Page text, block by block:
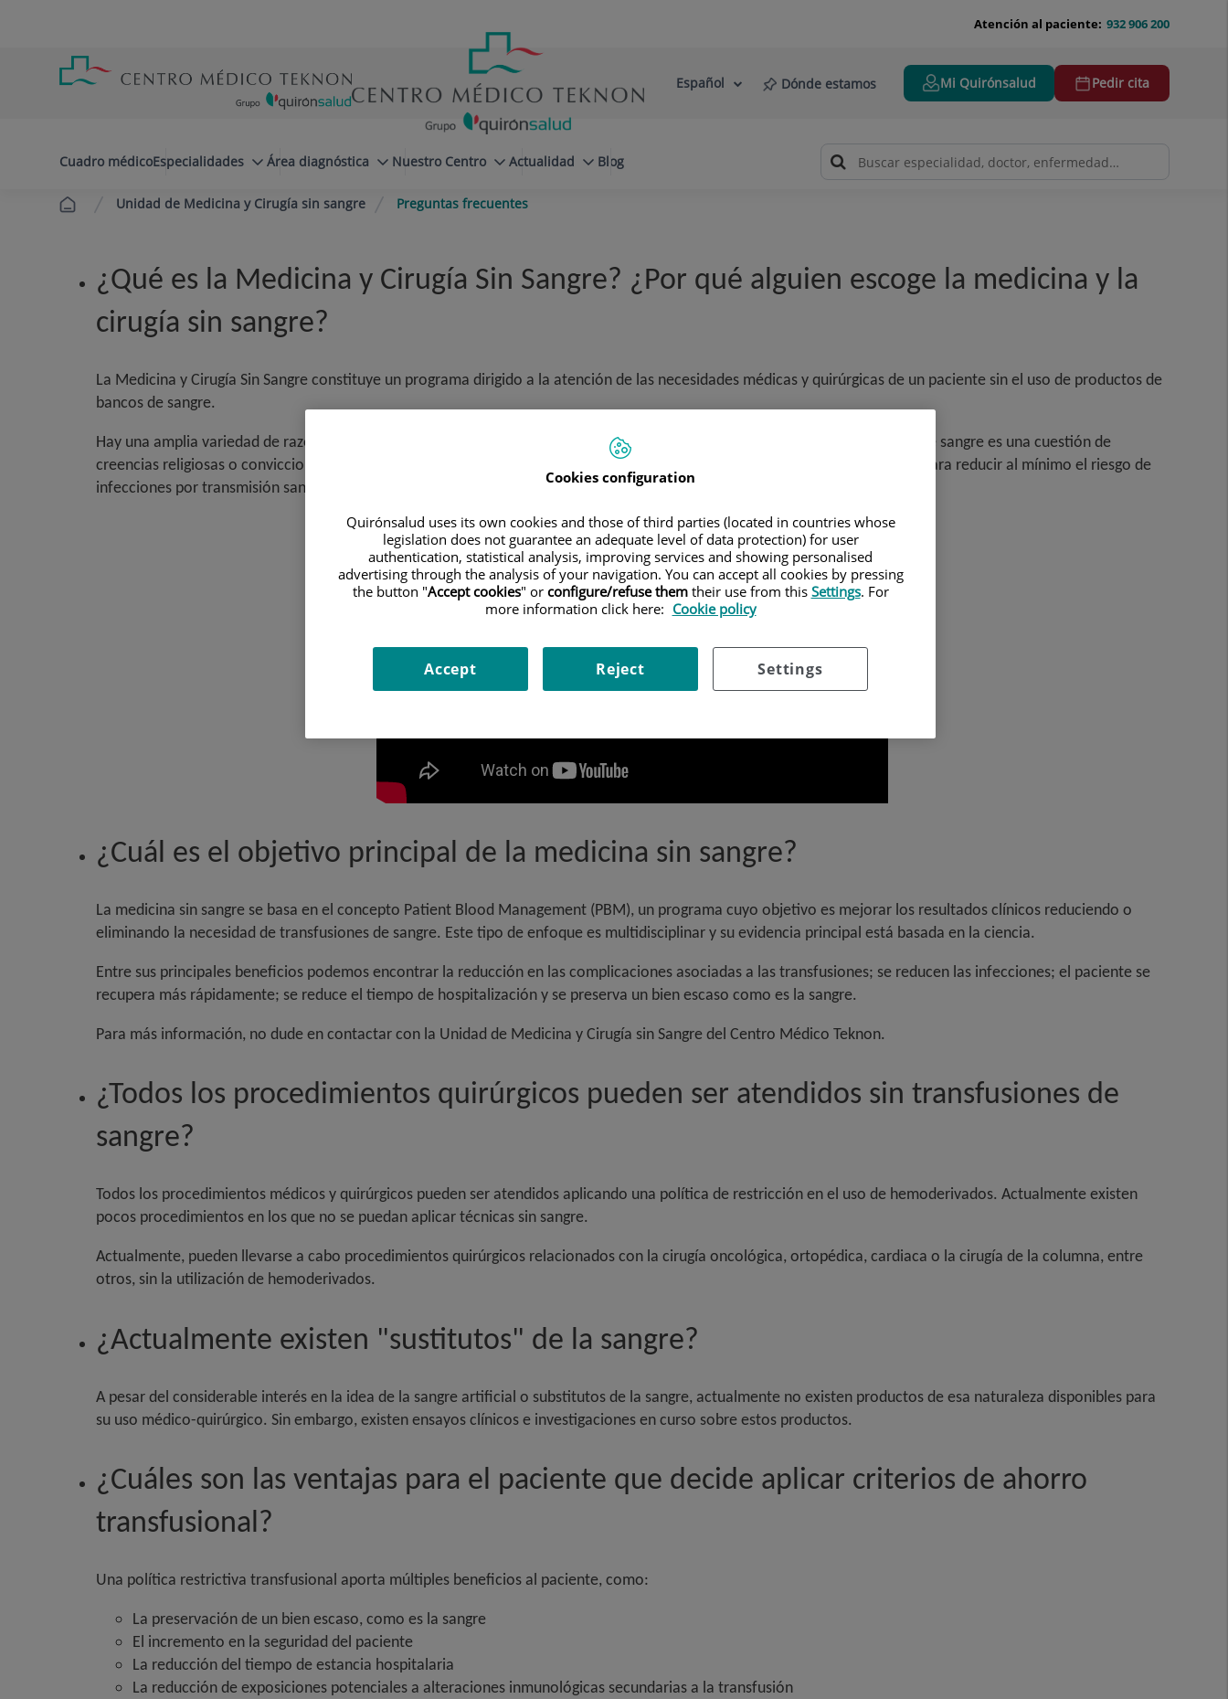
cabecera
932 906 200
Atención al paciente:
Selector
Idioma
Español Dónde estamos Mi Quirónsalud Pedir cita
Cuadro médicoEspecialidades Área diagnóstica Nuestro Centro Actualidad Blog
Unidad de Medicina y Cirugía sin sangre Preguntas frecuentes
¿Qué es la Medicina y Cirugía Sin Sangre? ¿Por qué alguien escoge la medicina y la
cirugía sin sangre?
La Medicina y Cirugía Sin Sangre constituye un programa dirigido a la atención de las necesidades médicas y quirúrgicas de un paciente sin el uso de productos de
bancos de sangre.
Hay una amplia variedad de razones que llevan a rechazar una transfusión de sangre. La supresión total de las transfusiones de sangre es una cuestión de
creencias religiosas o convicciones personales entre algunos pacientes. Otros pueden desear evitar el uso de sangre donada para reducir al mínimo el riesgo de
infecciones por transmisión sanguínea, evitando la supresión del sistema inmunológico.
¿Cuál es el objetivo principal de la medicina sin sangre?
La medicina sin sangre se basa en el concepto Patient Blood Management (PBM), un programa cuyo objetivo es mejorar los resultados clínicos reduciendo o
eliminando la necesidad de transfusiones de sangre. Este tipo de enfoque es multidisciplinar y su evidencia principal está basada en la ciencia.
Entre sus principales beneficios podemos encontrar la reducción en las complicaciones asociadas a las transfusiones; se reducen las infecciones; el paciente se
recupera más rápidamente; se reduce el tiempo de hospitalización y se preserva un bien escaso como es la sangre.
Para más información, no dude en contactar con la Unidad de Medicina y Cirugía sin Sangre del Centro Médico Teknon.
¿Todos los procedimientos quirúrgicos pueden ser atendidos sin transfusiones de
sangre?
Todos los procedimientos médicos y quirúrgicos pueden ser atendidos aplicando una política de restricción en el uso de hemoderivados. Actualmente existen
pocos procedimientos en los que no se puedan aplicar técnicas sin sangre.
Actualmente, pueden llevarse a cabo procedimientos quirúrgicos relacionados con la cirugía oncológica, ortopédica, cardiaca o la cirugía de la columna, entre
otros, sin la utilización de hemoderivados.
¿Actualmente existen "sustitutos" de la sangre?
A pesar del considerable interés en la idea de la sangre artificial o substitutos de la sangre, actualmente no existen productos de esa naturaleza disponibles para
su uso médico-quirúrgico. Sin embargo, existen ensayos clínicos e investigaciones en curso sobre estos productos.
¿Cuáles son las ventajas para el paciente que decide aplicar criterios de ahorro
transfusional?
Una política restrictiva transfusional aporta múltiples beneficios al paciente, como:
La preservación de un bien escaso, como es la sangre
El incremento en la seguridad del paciente
La reducción del tiempo de estancia hospitalaria
La reducción de exposiciones potenciales a alteraciones inmunológicas secundarias a la transfusión
Cookies configuration
Quirónsalud uses its own cookies and those of third parties (located in countries whose
legislation does not guarantee an adequate level of data protection) for user
authentication, statistical analysis, improving services and showing personalised
advertising through the analysis of your navigation. You can accept all cookies by pressing
the button "Accept cookies" or configure/refuse themtheir use from this Settings. For
more information click here: Cookie policy
Settings
Reject
Accept